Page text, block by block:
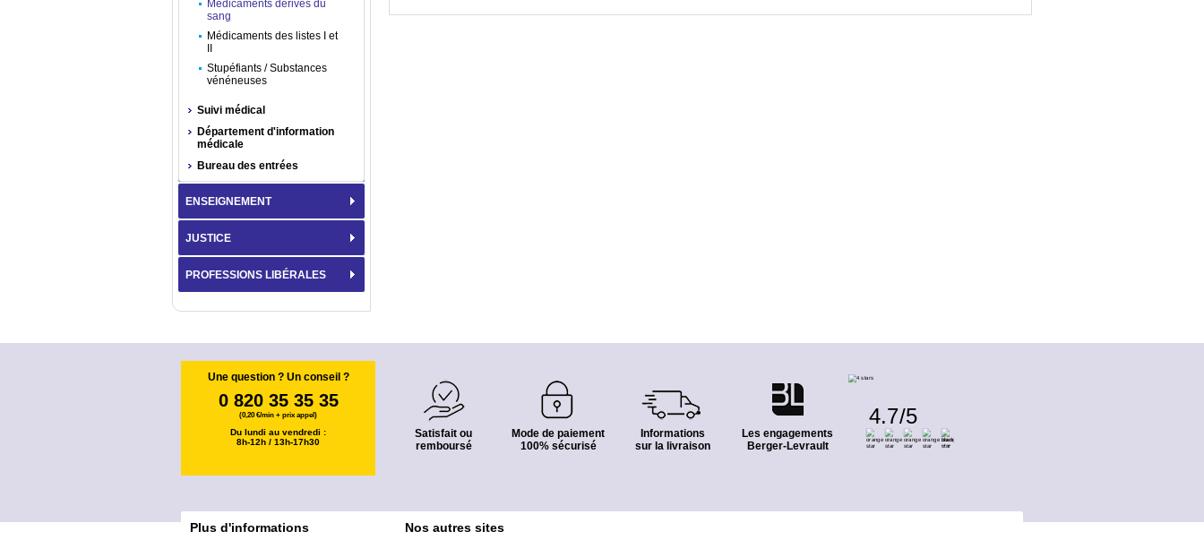
Médicaments dérivés du
sang
Médicaments des listes I et
Stupéfiants / Substances
vénéneuses
Suivi médical
Département d'information
médicale
Bureau des entrées
ENSEIGNEMENT
JUSTICE
PROFESSIONS LIBÉRALES
Une question ? Un conseil ?
0 820 35 35 35
(0,20 €/min + prix appel)
Du lundi au vendredi :
8h-12h / 13h-17h30
Satisfait ou
remboursé
Mode de paiement
100% sécurisé
Informations
sur la livraison
Les engagements
Berger-Levrault
4.7/5
Plus d'informations Nos autres sites